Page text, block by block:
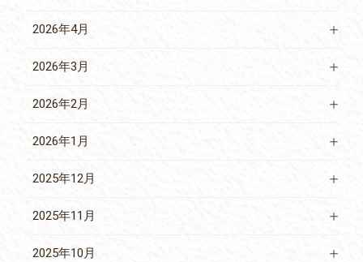
2026年4月
2026年3月
2026年2月
2026年1月
2025年12月
2025年11月
2025年10月